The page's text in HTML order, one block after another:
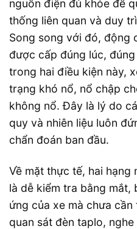
nguồn điện đủ khỏe để
thống liên quan và duy
Song song với đó, động
được cấp đúng lúc,
trong hai điều kiện này,
trạng khó nổ, nổ chập
không nổ. Đây là lý do
quy và nhiên liệu luôn
chẩn đoán ban đầu.
Về mặt thực tế, hai hạng
là dễ kiểm tra bằng mắt,
ứng của xe mà chưa
quan sát đèn taplo,